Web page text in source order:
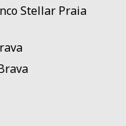
Stellar Praia